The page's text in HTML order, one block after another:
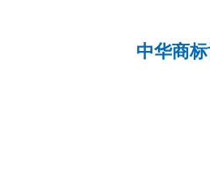
中华商